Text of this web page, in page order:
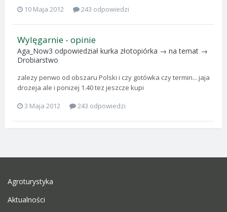
10 Maja 2012
243 odpowiedzi
Wylęgarnie - opinie
Aga_Now3 odpowiedział kurka złotopiórka → na temat →
Drobiarstwo
zalezy penwo od obszaru Polski i czy gotówka czy termin... jaja
drozeja ale i ponizej 1.40 tez jeszcze kupi
3 Maja 2012
243 odpowiedzi
Agroturystyka
Aktualności